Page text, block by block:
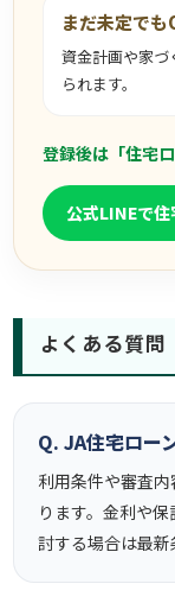
まだ未定でも
資金計画や家づ
られます。
登録後は「住宅
公式LINEで住
よくある質問
Q. JA住宅ロー
利用条件や審査
ります。金利や
討する場合は最新